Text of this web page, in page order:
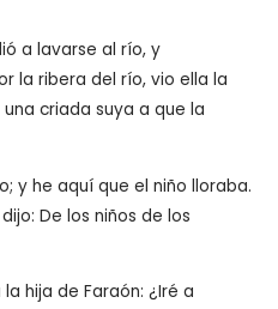
a lavarse al río, y
la ribera del río, vio ella la
criada suya a que la
y he aquí que el niño lloraba.
De los niños de los
hija de Faraón: ¿Iré a